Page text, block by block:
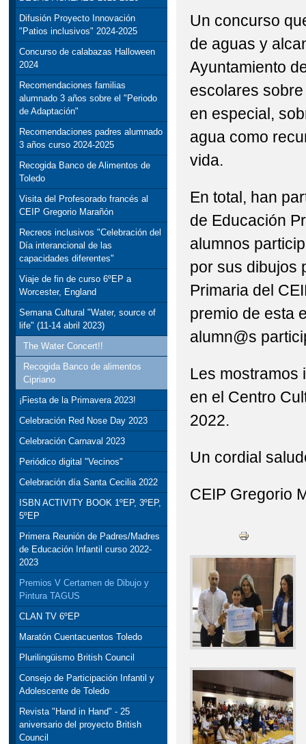
Difusión Proyecto Innovación
"Patios inclusivos" 2024-2025
Concurso de calabazas Halloween
2024
Recomendaciones familias
alumnado 3 años sobre el "Periodo
de Adaptación"
Recomendaciones padres alumnado
3 años curso 2024-2025
Recogida Banco de Alimentos de
Toledo
Visita del Profesorado francés al
CEIP Gregorio Marañón
Recreos inclusivos "Celebración del
Día interancional de las
capacidades diferentes"
Viaje de fin de curso 6ºEP a
Worcester, England
Semana Cultural "Water, source of
life" (11-14 abril 2023)
The Water Concert!!
Recogida Banco de alimentos
Cipriano
¡Fiesta de la Primavera 2023!
Celebración Red Nose Day 2023
Celebración Carnaval 2023
Periódico digital "Vecinos"
Celebración día Santa Cecilia 2022
ISBN ACTIVITY BOOK 1ºEP, 3ºEP,
5ºEP
Primera Reunión de Padres/Madres
de Educación Infantil curso 2022-
2023
Premios V Certamen de Dibujo y
Pintura TAGUS
CLAN TV 6ºEP
Maratón Cuentacuentos Toledo
Plurilingüismo British Council
Consejo de Participación Infantil y
Adolescente de Toledo
Revista "Hand in Hand" - 25
aniversario del proyecto British
Council
Un concurso
de aguas y
Ayuntamiento
escolares
en especial,
agua como
vida.
En total, han
de Educación
alumnos
por sus dibujos
Primaria del
premio de esta
alumn@s
Les mostramos
en el Centro
2022.
Un cordial
CEIP Gregorio